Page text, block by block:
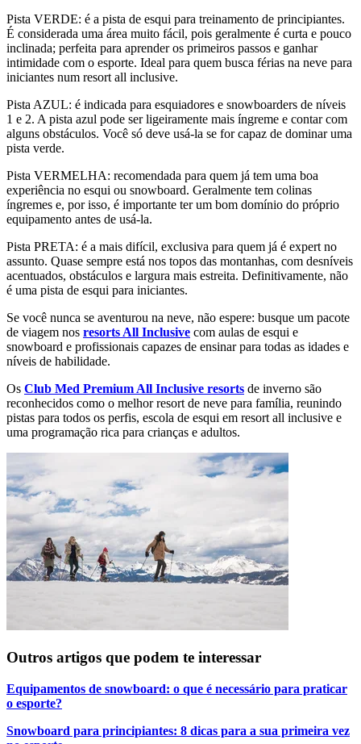
Pista VERDE: é a pista de esqui para treinamento de principiantes.
É considerada uma área muito fácil, pois geralmente é curta e pouco
inclinada; perfeita para aprender os primeiros passos e ganhar
intimidade com o esporte. Ideal para quem busca férias na neve para
iniciantes num resort all inclusive.
Pista AZUL: é indicada para esquiadores e snowboarders de níveis
1 e 2. A pista azul pode ser ligeiramente mais íngreme e contar com
alguns obstáculos. Você só deve usá-la se for capaz de dominar uma
pista verde.
Pista VERMELHA: recomendada para quem já tem uma boa
experiência no esqui ou snowboard. Geralmente tem colinas
íngremes e, por isso, é importante ter um bom domínio do próprio
equipamento antes de usá-la.
Pista PRETA: é a mais difícil, exclusiva para quem já é expert no
assunto. Quase sempre está nos topos das montanhas, com desníveis
acentuados, obstáculos e largura mais estreita. Definitivamente, não
é uma pista de esqui para iniciantes.
Se você nunca se aventurou na neve, não espere: busque um pacote
de viagem nos resorts All Inclusive com aulas de esqui e
snowboard e profissionais capazes de ensinar para todas as idades e
níveis de habilidade.
Os Club Med Premium All Inclusive resorts de inverno são
reconhecidos como o melhor resort de neve para família, reunindo
pistas para todos os perfis, escola de esqui em resort all inclusive e
uma programação rica para crianças e adultos.
Outros artigos que podem te interessar
Equipamentos de snowboard: o que é necessário para praticar
o esporte?
Snowboard para principiantes: 8 dicas para a sua primeira vez